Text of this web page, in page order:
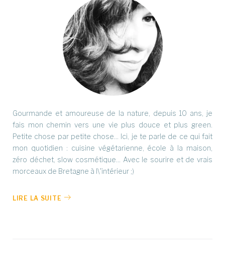
Gourmande et amoureuse de la nature, depuis 10 ans, je
fais mon chemin vers une vie plus douce et plus green.
Petite chose par petite chose... Ici, je te parle de ce qui fait
mon quotidien : cuisine végétarienne, école à la maison,
zéro déchet, slow cosmétique... Avec le sourire et de vrais
morceaux de Bretagne à l\'intérieur ;)
LIRE LA SUITE